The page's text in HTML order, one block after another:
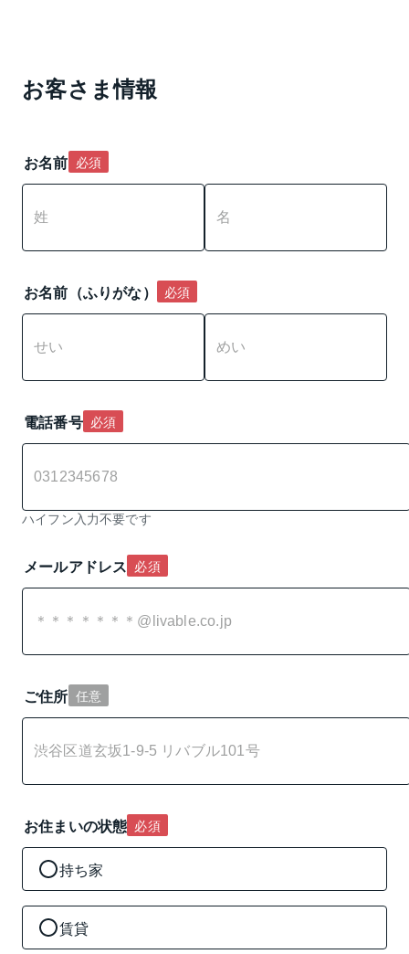
入
力
お客さま情報
お名前 必須
お名前（ふりがな） 必須
電話番号 必須
ハイフン入力不要です
メールアドレス 必須
ご住所 任意
お住まいの状態 必須
持ち家
賃貸